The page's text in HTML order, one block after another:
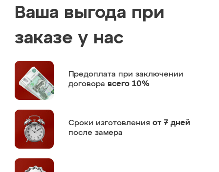
Ваша выгода при
заказе у нас
Предоплата при заключении
договора всего 10%
Сроки изготовления от 7 дней
после замера